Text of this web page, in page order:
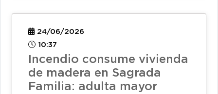
24/06/2026
10:37
Incendio consume vivienda
de madera en Sagrada
Familia: adulta mayor